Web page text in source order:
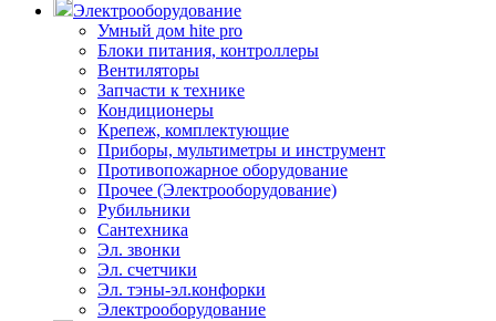
Электрооборудование
Умный дом hite pro
Блоки питания, контроллеры
Вентиляторы
Запчасти к технике
Кондиционеры
Крепеж, комплектующие
Приборы, мультиметры и инструмент
Противопожарное оборудование
Прочее (Электрооборудование)
Рубильники
Сантехника
Эл. звонки
Эл. счетчики
Эл. тэны-эл.конфорки
Электрооборудование